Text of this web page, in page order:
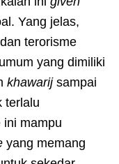
Yang jelas,
terorisme
yang dimiliki
khawarij sampai
terlalu
ini mampu
yang memang